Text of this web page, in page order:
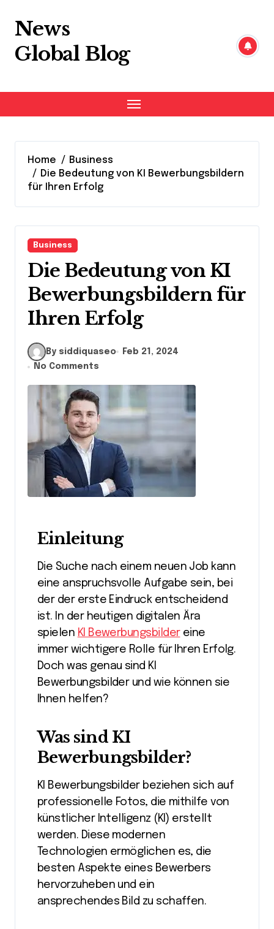
content
News
Global Blog
Home
Business
Die Bedeutung von KI Bewerbungsbildern
für Ihren Erfolg
Business
Die Bedeutung von KI
Bewerbungsbildern für
Ihren Erfolg
By siddiquaseo
Feb 21, 2024
No Comments
Einleitung
Die Suche nach einem neuen Job kann
eine anspruchsvolle Aufgabe sein, bei
der der erste Eindruck entscheidend
ist. In der heutigen digitalen Ära
spielen KI Bewerbungsbildereine
immer wichtigere Rolle für Ihren Erfolg.
Doch was genau sind KI
Bewerbungsbilder und wie können sie
Ihnen helfen?
Was sind KI
Bewerbungsbilder?
KI Bewerbungsbilder beziehen sich auf
professionelle Fotos, die mithilfe von
künstlicher Intelligenz (KI) erstellt
werden. Diese modernen
Technologien ermöglichen es, die
besten Aspekte eines Bewerbers
hervorzuheben und ein
ansprechendes Bild zu schaffen.